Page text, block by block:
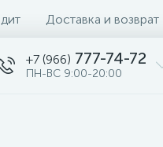
Доставка и возврат
+7 (966) 777-74-72
ПН-ВС 9:00-20:00